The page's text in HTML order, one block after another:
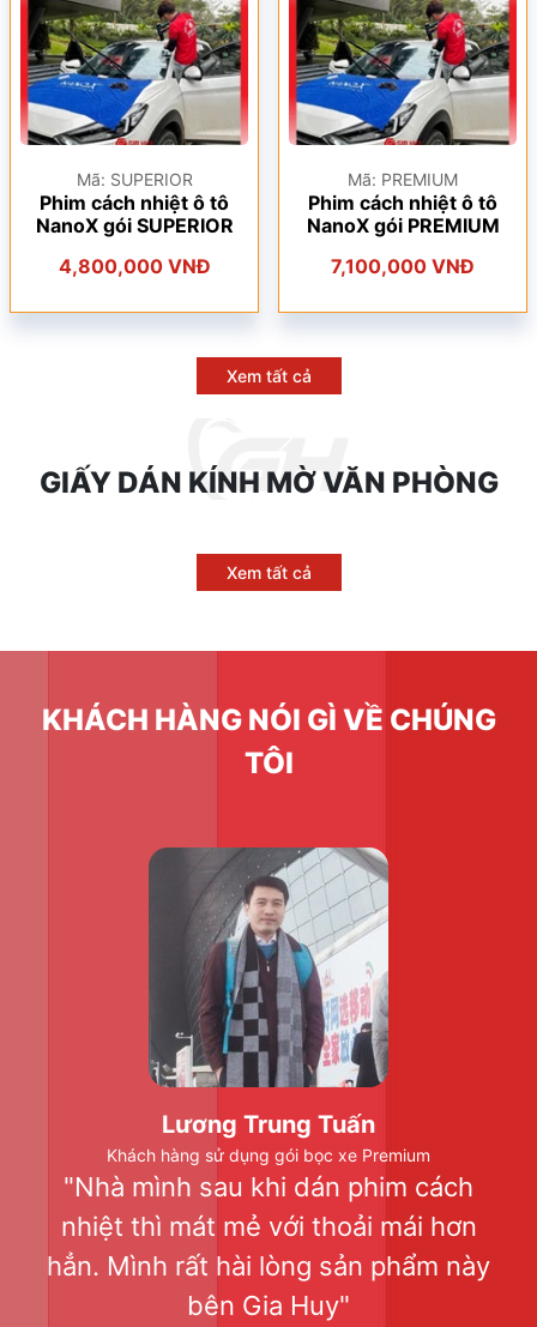
Mã: SUPERIOR
Phim cách nhiệt ô tô
NanoX gói SUPERIOR
4,800,000 VNĐ
Mã: PREMIUM
Phim cách nhiệt ô tô
NanoX gói PREMIUM
7,100,000 VNĐ
Xem tất cả
GIẤY DÁN KÍNH MỜ VĂN PHÒNG
Xem tất cả
KHÁCH HÀNG NÓI GÌ VỀ CHÚNG
TÔI
Lương Trung Tuấn
Khách hàng sử dụng gói bọc xe Premium
"Nhà mình sau khi dán phim cách
nhiệt thì mát mẻ với thoải mái hơn
hẳn. Mình rất hài lòng sản phẩm này
bên Gia Huy"